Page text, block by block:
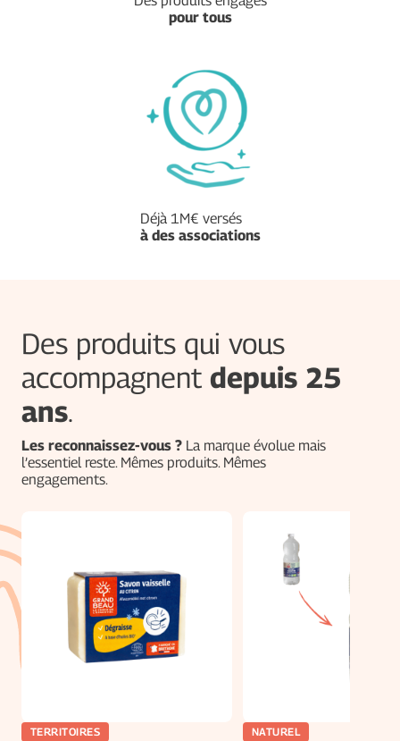
pour tous
Déjà 1M€ versés
à des associations
Des produits qui vous
accompagnent depuis 25
ans.
Les reconnaissez-vous ? La marque évolue mais
l’essentiel reste. Mêmes produits. Mêmes
engagements.
TERRITOIRES NATUREL